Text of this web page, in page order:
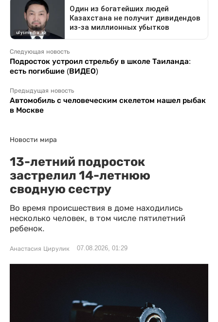
Следующая новость
Подросток устроил стрельбу в школе Таиланда:
есть погибшие (ВИДЕО)
Предыдущая новость
Автомобиль с человеческим скелетом нашел рыбак
в Москве
Новости мира
13-летний подросток
застрелил 14-летнюю
сводную сестру
Во время происшествия в доме находились
несколько человек, в том числе пятилетний
ребенок.
Анастасия Цирулик 07.08.2026, 01:29